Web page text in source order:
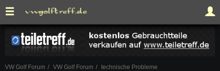
VW Golf Forum VW Golf Forum technische Probleme